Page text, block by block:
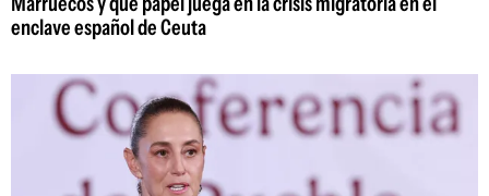
enclave español de Ceuta